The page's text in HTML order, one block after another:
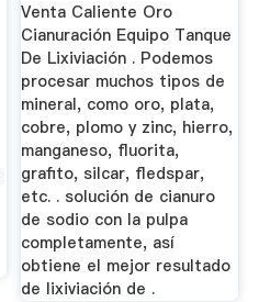
Venta Caliente Oro
Cianuración Equipo Tanque
De Lixiviación . Podemos
procesar muchos tipos de
mineral, como oro, plata,
cobre, plomo y zinc, hierro,
manganeso, fluorita,
grafito, silcar, fledspar,
etc. . solución de cianuro
de sodio con la pulpa
completamente, así
obtiene el mejor resultado
de lixiviación de .